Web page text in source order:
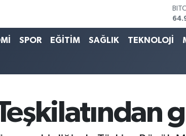
SPOR EĞİTİM SAĞLIK TEKNOLOJİ